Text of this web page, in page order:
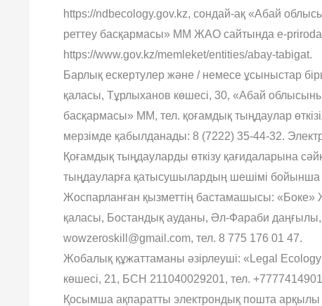
https://ndbecology.gov.kz, сондай-ақ «Абай
реттеу басқармасы» ММ ЖАО сайтында e-
https://www.gov.kz/memleket/entities/abay-tabigat.
Барлық ескертулер және / немесе ұсыныстар
қаласы, Тұрлыханов көшесі, 30, «Абай
басқармасы» ММ, тел. қоғамдық тыңдаулар
мерзімде қабылданады: 8 (7222) 35-44-32.
Қоғамдық тыңдауларды өткізу қағидаларына
тыңдауларға қатысушылардың шешімі бойынша
Жоспарланған қызметтің бастамашысы:
қаласы, Бостандық ауданы, Әл-Фараби
wowzeroskill@gmail.com, тел. 8 775 176 01 47.
Жобалық құжаттаманы әзірлеуші: «Legal
көшесі, 21, БСН 211040029201, тел.
Қосымша ақпаратты электрондық пошта